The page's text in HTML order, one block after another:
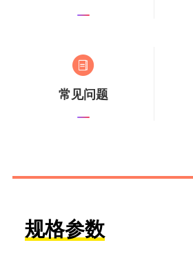
常见问题
规格参数